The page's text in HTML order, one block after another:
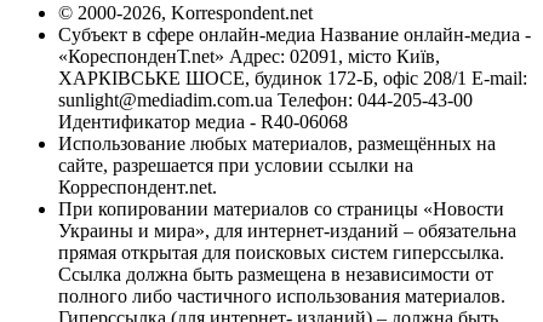
© 2000-2026, Korrespondent.net
Субъект в сфере онлайн-медиа Название онлайн-медиа -
«КореспонденТ.net» Адрес: 02091, місто Київ,
ХАРКІВСЬКЕ ШОСЕ, будинок 172-Б, офіс 208/1 E-mail:
sunlight@mediadim.com.ua Телефон: 044-205-43-00
Идентификатор медиа - R40-06068
Использование любых материалов, размещённых на
сайте, разрешается при условии ссылки на
Корреспондент.net.
При копировании материалов со страницы «Новости
Украины и мира», для интернет-изданий – обязательна
прямая открытая для поисковых систем гиперссылка.
Ссылка должна быть размещена в независимости от
полного либо частичного использования материалов.
Гиперссылка (для интернет- изданий) – должна быть